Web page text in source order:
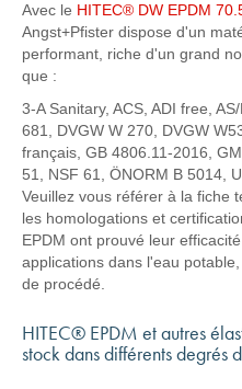
Avec le HITEC® DW EPDM
Angst+Pfister dispose d'un
performant, riche d'un grand
que :
3-A Sanitary, ACS, ADI free,
681, DVGW W 270, DVGW
français, GB 4806.11-2016,
51, NSF 61, ÖNORM B 5014,
Veuillez vous référer à la fiche
les homologations et
EPDM ont prouvé leur
applications dans l'eau
de procédé.
HITEC® EPDM et autres
stock dans différents degrés